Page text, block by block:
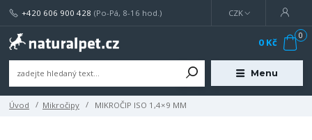
Menu
CZK
+420 606 900 428 (Po-Pá, 8-16 hod.)
0
0 Kč
Úvod Mikročipy MIKROČIP ISO 1,4×9 MM